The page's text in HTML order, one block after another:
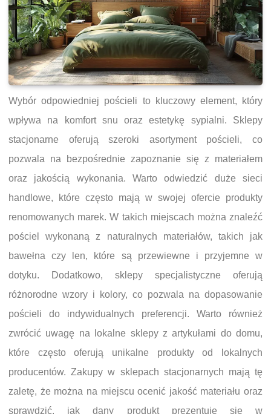
Wybór odpowiedniej pościeli to kluczowy element, który
wpływa na komfort snu oraz estetykę sypialni. Sklepy
stacjonarne oferują szeroki asortyment pościeli, co
pozwala na bezpośrednie zapoznanie się z materiałem
oraz jakością wykonania. Warto odwiedzić duże sieci
handlowe, które często mają w swojej ofercie produkty
renomowanych marek. W takich miejscach można znaleźć
pościel wykonaną z naturalnych materiałów, takich jak
bawełna czy len, które są przewiewne i przyjemne w
dotyku. Dodatkowo, sklepy specjalistyczne oferują
różnorodne wzory i kolory, co pozwala na dopasowanie
pościeli do indywidualnych preferencji. Warto również
zwrócić uwagę na lokalne sklepy z artykułami do domu,
które często oferują unikalne produkty od lokalnych
producentów. Zakupy w sklepach stacjonarnych mają tę
zaletę, że można na miejscu ocenić jakość materiału oraz
sprawdzić, jak dany produkt prezentuje się w